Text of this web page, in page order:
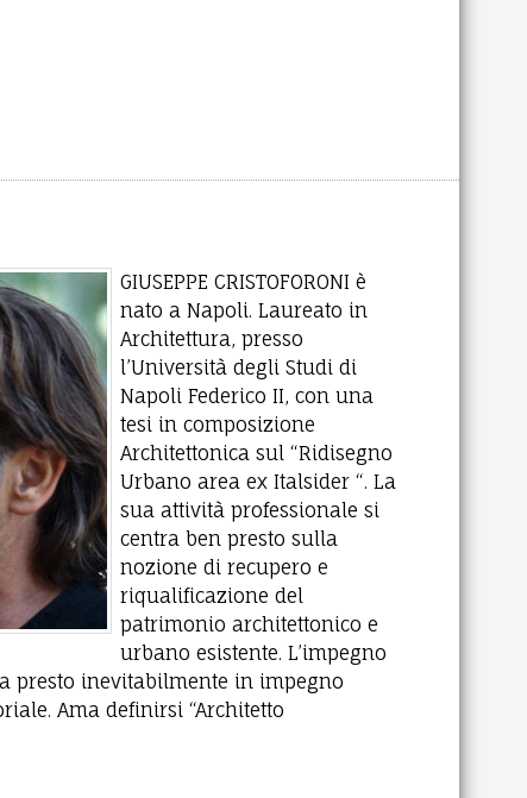
GIUSEPPE CRISTOFORONI è
nato a Napoli. Laureato in
Architettura, presso
l’Università degli Studi di
Napoli Federico II, con una
tesi in composizione
Architettonica sul “Ridisegno
Urbano area ex Italsider “. La
sua attività professionale si
centra ben presto sulla
nozione di recupero e
riqualificazione del
patrimonio architettonico e
urbano esistente. L’impegno
presto inevitabilmente in impegno
Ama definirsi “Architetto